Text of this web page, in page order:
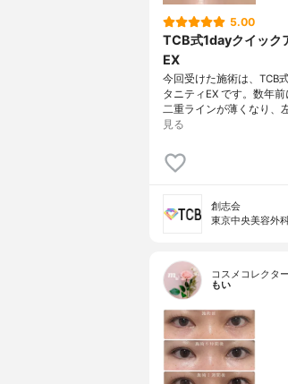
5.00
TCB式1dayクイック
EX
今回受けた施術は、TCB
タニティEX です。数年
二重ラインが薄くなり、
見る
創志会
東京中央美容外
コスメコレクター
もい